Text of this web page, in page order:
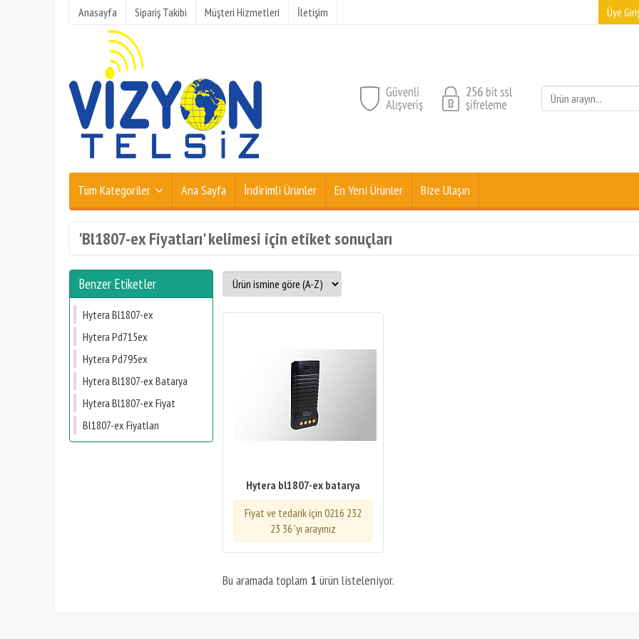
Anasayfa Sipariş Takibi Müşteri Hizmetleri İletişim Üye
Tüm Kategoriler Ana Sayfa İndirimli Ürünler En Yeni Ürünler Bize Ulaşın
'Bl1807-ex Fiyatları' kelimesi için etiket sonuçları
Benzer Etiketler
Hytera Bl1807-ex
Hytera Pd715ex
Hytera Pd795ex
Hytera Bl1807-ex Batarya
Hytera Bl1807-ex Fiyat
Bl1807-ex Fiyatları
Hytera bl1807-ex batarya
Fiyat ve tedarik için 0216 232
23 36 'yı arayınız
Bu aramada toplam 1 ürün listeleniyor.